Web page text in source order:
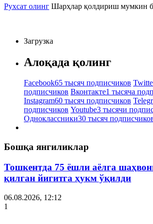
Рухсат олинг Шарҳлар қолдириш мумкин
Загрузка
Алоқада қолинг
Facebook65 тысяч подписчиков
подписчиков Вконтакте1 тысяча
Instagram60 тысяч подписчиков
подписчиков Youtube3 тысячи
Одноклассники30 тысяч
Бошқа янгиликлар
Тошкентда 75 ёшли аёлга
қилган йигитга ҳукм ўқилди
06.08.2026, 12:12
1